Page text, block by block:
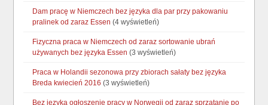
Dam pracę w Niemczech bez języka dla par przy pakowaniu
pralinek od zaraz Essen (4 wyświetleń)
Fizyczna praca w Niemczech od zaraz sortowanie ubrań
używanych bez języka Essen (3 wyświetleń)
Praca w Holandii sezonowa przy zbiorach sałaty bez języka
Breda kwiecień 2016 (3 wyświetleń)
Bez języka ogłoszenie pracy w Norwegii od zaraz sprzątanie po